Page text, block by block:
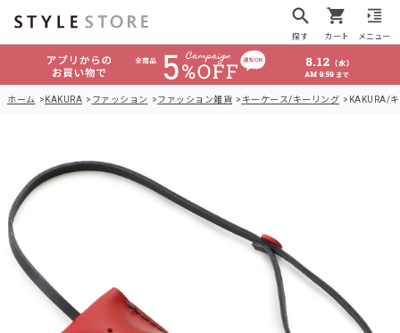
探す カート メニュー
ホーム KAKURA ファッション ファッション雑貨 キーケース/キーリング KAKURA/